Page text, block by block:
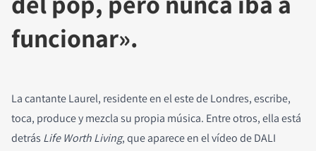
funcionar».
La cantante Laurel, residente en el este de Londres, escribe,
toca, produce y mezcla su propia música. Entre otros, ella está
detrás Life Worth Living, que aparece en el vídeo de DALI